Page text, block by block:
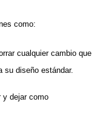
como:
cualquier cambio que
su diseño estándar.
y dejar como